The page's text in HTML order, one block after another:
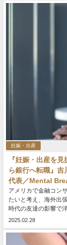
妊娠・出産
『妊娠・出産を
ら銀行へ転職』
代表／Mental
アメリカで金融コン
たいと考え、海外出
時代の友達の影響で洋
2025.02.28